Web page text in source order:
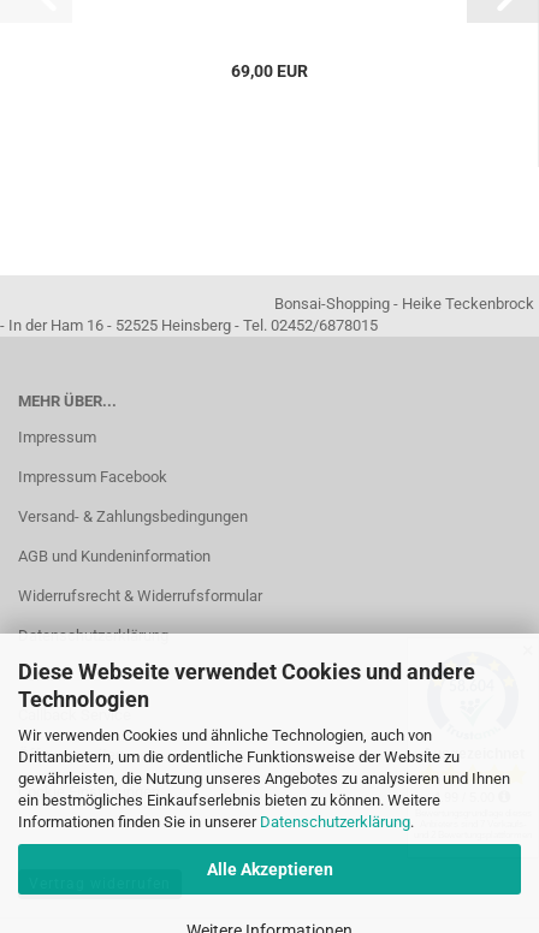
Diese Webseite verwendet Cookies und andere
Technologien
Wir verwenden Cookies und ähnliche Technologien, auch von
Drittanbietern, um die ordentliche Funktionsweise der Website zu
gewährleisten, die Nutzung unseres Angebotes zu analysieren und Ihnen
ein bestmögliches Einkaufserlebnis bieten zu können. Weitere
Informationen finden Sie in unserer Datenschutzerklärung.
Alle Akzeptieren
69,00 EUR
Bonsai-Shopping - Heike Teckenbrock
- In der Ham 16 - 52525 Heinsberg - Tel. 02452/6878015
MEHR ÜBER...
Impressum
Impressum Facebook
Versand- & Zahlungsbedingungen
AGB und Kundeninformation
Widerrufsrecht & Widerrufsformular
Datenschutzerklärung
Kontakt
Callback Service
Öffnungszeiten
Cookie Einstellungen